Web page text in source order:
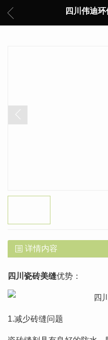
四川伟迪
详情内容
四川瓷砖美缝优势：
1.减少砖缝问题